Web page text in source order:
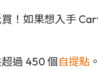
！如果想入手
超過 450 個自提點